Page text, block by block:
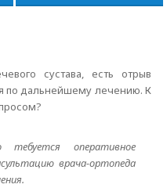
сустава, есть отрыв
по дальнейшему лечению. К
оперативное
врача-ортопеда